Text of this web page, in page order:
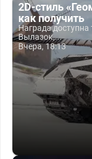
2D-стиль
как получить
Награда
Вылазок,...
Вчера, 18:13